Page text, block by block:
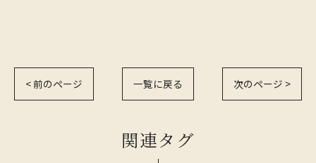
< 前のページ 一覧に戻る 次のページ >
関連タグ